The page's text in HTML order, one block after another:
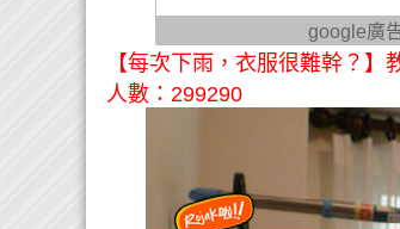
google廣
【每次下雨，衣服很難幹？
人數：299290